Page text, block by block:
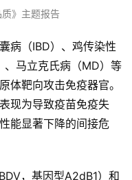
》主题报告
病（IBD）、鸡传染性
、马立克氏病（MD）等
体靶向攻击免疫器官。
现为导致疫苗免疫失
能显著下降的间接危
，基因型A2dB1）和